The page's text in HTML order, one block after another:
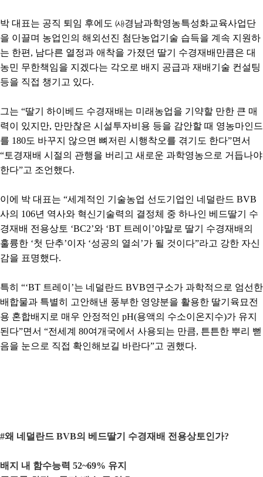
박 대표는 공직 퇴임 후에도 ㈔경남과학영농특성화교육사업단
을 이끌며 농업인의 해외선진 첨단농업기술 습득을 계속 지원하
는 한편, 남다른 열정과 애착을 가졌던 딸기 수경재배만큼은 대
농민 무한책임을 지겠다는 각오로 배지 공급과 재배기술 컨설팅
등을 직접 챙기고 있다.
그는 “딸기 하이베드 수경재배는 미래농업을 기약할 만한 큰 매
력이 있지만, 만만찮은 시설투자비용 등을 감안할 때 영농마인드
를 180도 바꾸지 않으면 뼈저린 시행착오를 겪기도 한다”면서
“토경재배 시절의 관행을 버리고 새로운 과학영농으로 거듭나야
한다”고 조언했다.
이에 박 대표는 “세계적인 기술농업 선도기업인 네덜란드 BVB
사의 106년 역사와 혁신기술력의 결정체 중 하나인 베드딸기 수
경재배 전용상토 ‘BC2’와 ‘BT 트레이’야말로 딸기 수경재배의
훌륭한 ‘첫 단추’이자 ‘성공의 열쇠’가 될 것이다”라고 강한 자신
감을 표명했다.
특히 “‘BT 트레이’는 네덜란드 BVB연구소가 과학적으로 엄선한
배합물과 특별히 고안해낸 풍부한 영양분을 활용한 딸기육묘전
용 혼합배지로 매우 안정적인 pH(용액의 수소이온지수)가 유지
된다”면서 “전세계 80여개국에서 사용되는 만큼, 튼튼한 뿌리 뻗
음을 눈으로 직접 확인해보길 바란다”고 권했다.
#왜 네덜란드 BVB의 베드딸기 수경재배 전용상토인가?
배지 내 함수능력 52~69% 유지